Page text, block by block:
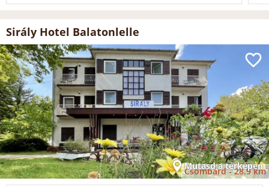
Sirály Hotel Balatonlelle
Mutasd a térképen
Csombárd -28.9 km